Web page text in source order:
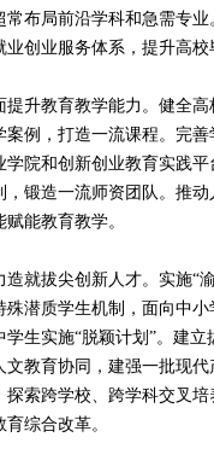
常布局前沿学科和急需专
创业服务体系，提升高校
教育教学能力。健全高
案例，打造一流课程。完
学院和创新创业教育实践
，锻造一流师资团队。推
能教育教学。
拔尖创新人才。实施“
殊潜质学生机制，面向中
学生实施“脱颖计划”。建
文教育协同，建强一批现
探索跨学校、跨学科交叉
综合改革。